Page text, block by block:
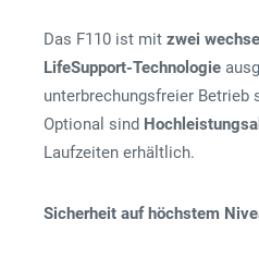
Das F110 ist mit zwei
LifeSupport-Technologie
unterbrechungsfreier Betrieb
Optional sind
Laufzeiten erhältlich.
Sicherheit auf höchstem